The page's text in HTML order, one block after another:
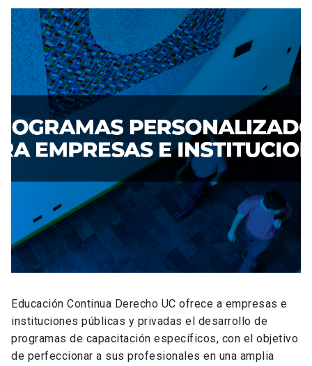
Educación Continua Derecho UC ofrece a empresas e
instituciones públicas y privadas el desarrollo de
programas de capacitación específicos, con el objetivo
de perfeccionar a sus profesionales en una amplia